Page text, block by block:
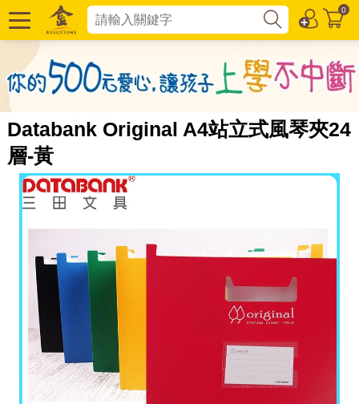
0
Databank Original A4站立式風琴夾24
層-黃